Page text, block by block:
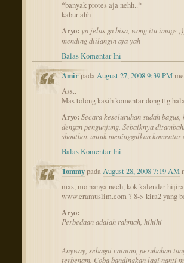
*banyak protes aja nehh..*
kabur ahh
Aryo: ya jelas ga bisa, wong itu image
mending diilangin aja yah
Balas Komentar Ini
AmirpadaAugust 27, 2008 9:39 PM
Ass..
Mas tolong kasih komentar dong ttg
Aryo: Secara keseluruhan sudah
dengan pengunjung. Sebaiknya
shoutbox untuk meninggalkan
Balas Komentar Ini
TommypadaAugust 28, 2008 7:19 AM
mas, mo nanya nech, kok kalender
www.eramuslim.com ? 8-> kira2 yang
Aryo:
Perbedaan adalah rahmah, hihihi
Anyway, sebagai catatan, perubahan
terbenam. Coba bandingkan lagi nanti